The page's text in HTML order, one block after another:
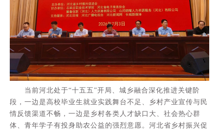
当前河北处于“十五五”开局、城乡融合深化推进关键阶
段，一边是高校毕业生就业实践舞台不足、乡村产业宣传与民
情反馈渠道不畅，一边是乡村各类人才缺口大、社会热心群
体、青年学子有投身助农公益的强烈意愿。河北省乡村振兴促